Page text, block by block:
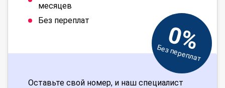
месяцев
Без переплат
0%
Без переплат
Оставьте свой номер, и наш специалист